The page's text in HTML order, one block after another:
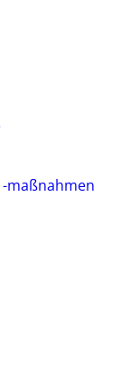
maßnahmen